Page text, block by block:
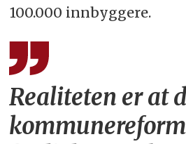
100.000 innbyggere.
Realiteten er at